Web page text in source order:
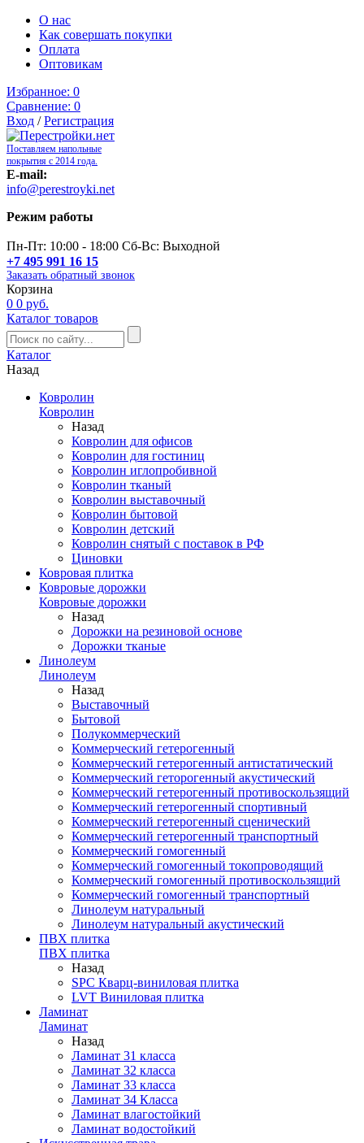
О нас
Как совершать покупки
Оплата
Оптовикам
Избранное: 0
Сравнение: 0
Вход /Регистрация
Поставляем напольные
покрытия с 2014 года.
E-mail:
info@perestroyki.net
Режим работы
Пн-Пт: 10:00 - 18:00 Сб-Вс: Выходной
+7 495 991 16 15
Заказать обратный звонок
Корзина
0 0 руб.
Каталог товаров
Каталог
Назад
Ковролин
Ковролин
Назад
Ковролин для офисов
Ковролин для гостиниц
Ковролин иглопробивной
Ковролин тканый
Ковролин выставочный
Ковролин бытовой
Ковролин детский
Ковролин снятый с поставок в РФ
Циновки
Ковровая плитка
Ковровые дорожки
Ковровые дорожки
Назад
Дорожки на резиновой основе
Дорожки тканые
Линолеум
Линолеум
Назад
Выставочный
Бытовой
Полукоммерческий
Коммерческий гетерогенный
Коммерческий гетерогенный антистатический
Коммерческий геторогенный акустический
Коммерческий гетерогенный противоскользящий
Коммерческий гетерогенный спортивный
Коммерческий гетерогенный сценический
Коммерческий гетерогенный транспортный
Коммерческий гомогенный
Коммерческий гомогенный токопроводящий
Коммерческий гомогенный противоскользящий
Коммерческий гомогенный транспортный
Линолеум натуральный
Линолеум натуральный акустический
ПВХ плитка
ПВХ плитка
Назад
SPC Кварц-виниловая плитка
LVT Виниловая плитка
Ламинат
Ламинат
Назад
Ламинат 31 класса
Ламинат 32 класса
Ламинат 33 класса
Ламинат 34 Класса
Ламинат влагостойкий
Ламинат водостойкий